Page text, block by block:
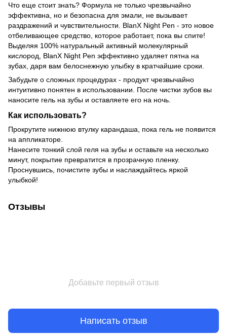
Что еще стоит знать? Формула не только чрезвычайно
эффективна, но и безопасна для эмали, не вызывает
раздражений и чувствительности. BlanX Night Pen - это новое
отбеливающее средство, которое работает, пока вы спите!
Выделяя 100% натуральный активный молекулярный
кислород, BlanX Night Pen эффективно удаляет пятна на
зубах, даря вам белоснежную улыбку в кратчайшие сроки.
Забудьте о сложных процедурах - продукт чрезвычайно
интуитивно понятен в использовании. После чистки зубов вы
наносите гель на зубы и оставляете его на ночь.
Как использовать?
Прокрутите нижнюю втулку карандаша, пока гель не появится
на аппликаторе.
Нанесите тонкий слой геля на зубы и оставьте на несколько
минут, покрытие превратится в прозрачную пленку.
Проснувшись, почистите зубы и наслаждайтесь яркой
улыбкой!
Отзывы
Добавьте первый отзыв
Написать отзыв